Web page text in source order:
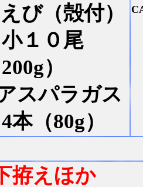
び（殻付）
小１０尾
200g）
スパラガス
4本（80g）
拵えほか